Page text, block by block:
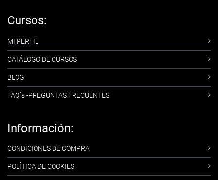
Cursos:
MI PERFIL
CATÁLOGO DE CURSOS
BLOG
FAQ´s -PREGUNTAS FRECUENTES
Información:
CONDICIONES DE COMPRA
POLÍTICA DE COOKIES